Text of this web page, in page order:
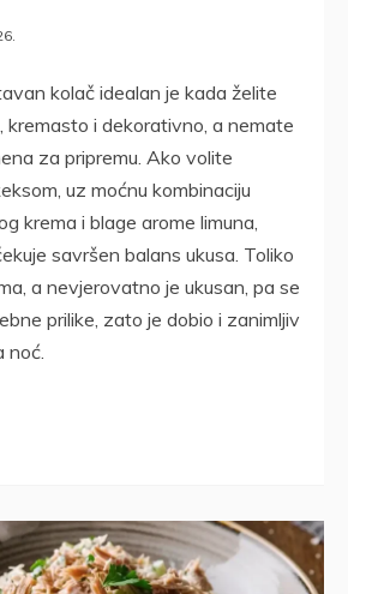
kolač idealan je kada želite
kremasto i dekorativno, a nemate
za pripremu. Ako volite
uz moćnu kombinaciju
krema i blage arome limuna,
savršen balans ukusa. Toliko
a nevjerovatno je ukusan, pa se
prilike, zato je dobio i zanimljiv
noć.